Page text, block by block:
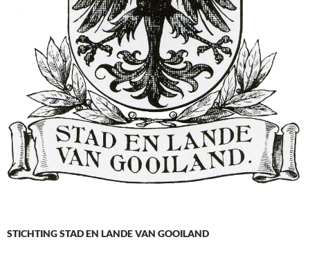
STICHTING STAD EN LANDE VAN GOOILAND